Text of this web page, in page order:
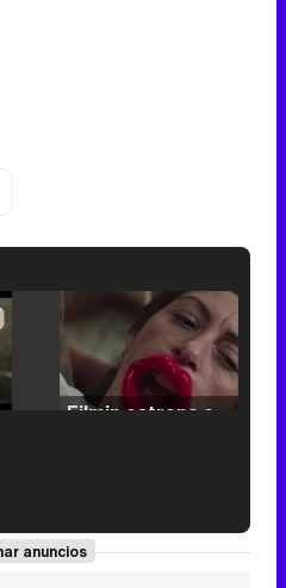
/
'120 Minutos' celebra sus 2.000 programas en Telemadrid con un vídeo del día a día en la redacción
anuncios